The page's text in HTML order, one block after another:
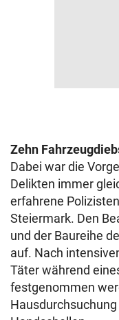
Zehn
Dabei war die
Delikten immer
erfahrene
Steiermark. Den
und der Baureihe
auf. Nach
Täter während
festgenommen